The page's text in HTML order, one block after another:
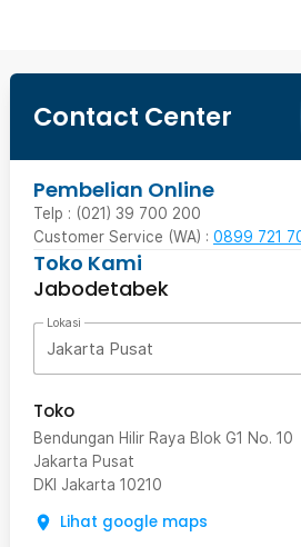
Contact Center
Pembelian Online
Telp : (021) 39 700 200
Customer Service (WA) : 0899 721
Toko Kami
Jabodetabek
Lokasi
Jakarta Pusat
Toko
Bendungan Hilir Raya Blok G1 No. 10
Jakarta Pusat
DKI Jakarta 10210
Lihat google maps